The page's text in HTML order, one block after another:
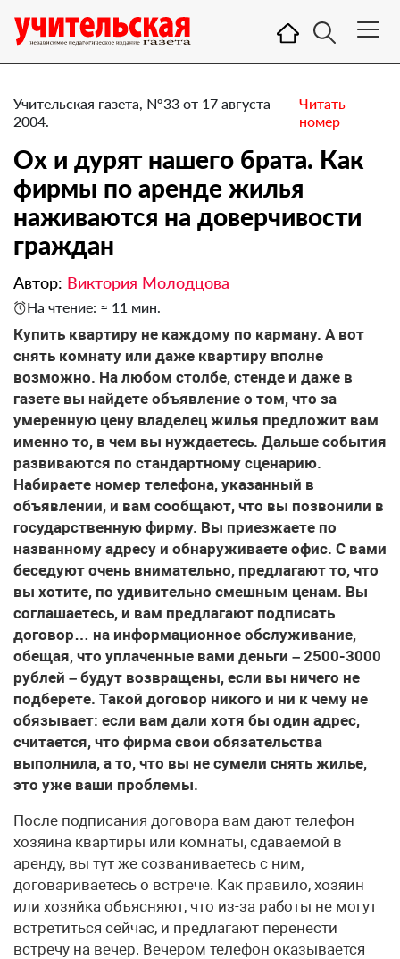
Учительская газета, №33 от 17 августа
2004.
Читать
номер
Ох и дурят нашего брата. Как
фирмы по аренде жилья
наживаются на доверчивости
граждан
Автор: Виктория Молодцова
На чтение: ≈ 11 мин.
Купить квартиру не каждому по карману. А вот
снять комнату или даже квартиру вполне
возможно. На любом столбе, стенде и даже в
газете вы найдете объявление о том, что за
умеренную цену владелец жилья предложит вам
именно то, в чем вы нуждаетесь. Дальше события
развиваются по стандартному сценарию.
Набираете номер телефона, указанный в
объявлении, и вам сообщают, что вы позвонили в
государственную фирму. Вы приезжаете по
названному адресу и обнаруживаете офис. С вами
беседуют очень внимательно, предлагают то, что
вы хотите, по удивительно смешным ценам. Вы
соглашаетесь, и вам предлагают подписать
договор… на информационное обслуживание,
обещая, что уплаченные вами деньги – 2500-3000
рублей – будут возвращены, если вы ничего не
подберете. Такой договор никого и ни к чему не
обязывает: если вам дали хотя бы один адрес,
считается, что фирма свои обязательства
выполнила, а то, что вы не сумели снять жилье,
это уже ваши проблемы.
После подписания договора вам дают телефон
хозяина квартиры или комнаты, сдаваемой в
аренду, вы тут же созваниваетесь с ним,
договариваетесь о встрече. Как правило, хозяин
или хозяйка объясняют, что из-за работы не могут
встретиться сейчас, и предлагают перенести
встречу на вечер. Вечером телефон оказывается